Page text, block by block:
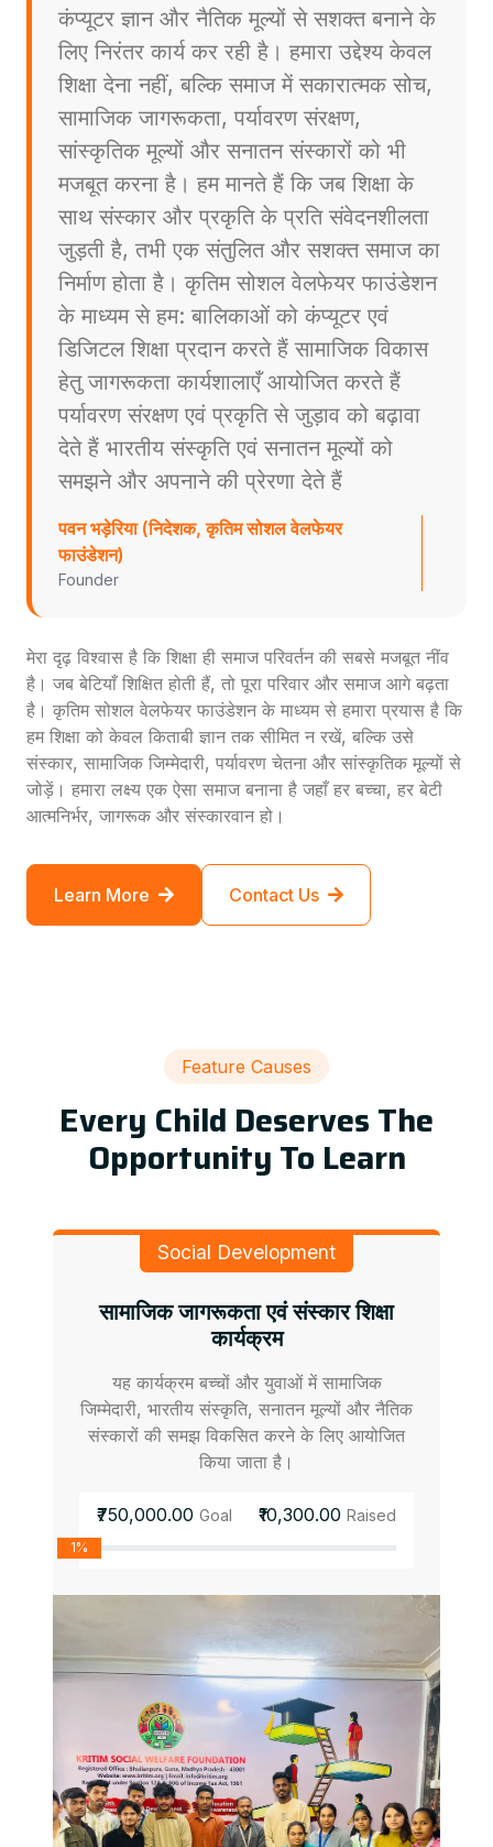
कंप्यूटर ज्ञान और नैतिक मूल्यों से सशक्त बनाने के
लिए निरंतर कार्य कर रही है। हमारा उद्देश्य केवल
शिक्षा देना नहीं, बल्कि समाज में सकारात्मक सोच,
सामाजिक जागरूकता, पर्यावरण संरक्षण,
सांस्कृतिक मूल्यों और सनातन संस्कारों को भी
मजबूत करना है। हम मानते हैं कि जब शिक्षा के
साथ संस्कार और प्रकृति के प्रति संवेदनशीलता
जुड़ती है, तभी एक संतुलित और सशक्त समाज का
निर्माण होता है। कृतिम सोशल वेलफेयर फाउंडेशन
के माध्यम से हम: बालिकाओं को कंप्यूटर एवं
डिजिटल शिक्षा प्रदान करते हैं सामाजिक विकास
हेतु जागरूकता कार्यशालाएँ आयोजित करते हैं
पर्यावरण संरक्षण एवं प्रकृति से जुड़ाव को बढ़ावा
देते हैं भारतीय संस्कृति एवं सनातन मूल्यों को
समझने और अपनाने की प्रेरणा देते हैं
पवन भड़ेरिया (निदेशक, कृतिम सोशल वेलफेयर
फाउंडेशन)
Founder
मेरा दृढ़ विश्वास है कि शिक्षा ही समाज परिवर्तन की सबसे मजबूत नींव
है। जब बेटियाँ शिक्षित होती हैं, तो पूरा परिवार और समाज आगे बढ़ता
है। कृतिम सोशल वेलफेयर फाउंडेशन के माध्यम से हमारा प्रयास है कि
हम शिक्षा को केवल किताबी ज्ञान तक सीमित न रखें, बल्कि उसे
संस्कार, सामाजिक जिम्मेदारी, पर्यावरण चेतना और सांस्कृतिक मूल्यों से
जोड़ें। हमारा लक्ष्य एक ऐसा समाज बनाना है जहाँ हर बच्चा, हर बेटी
आत्मनिर्भर, जागरूक और संस्कारवान हो।
Learn More Contact Us
Feature Causes
Every Child Deserves The
Opportunity To Learn
Social Development
सामाजिक जागरूकता एवं संस्कार शिक्षा
कार्यक्रम
यह कार्यक्रम बच्चों और युवाओं में सामाजिक
जिम्मेदारी, भारतीय संस्कृति, सनातन मूल्यों और नैतिक
संस्कारों की समझ विकसित करने के लिए आयोजित
किया जाता है।
₹750,000.00 Goal ₹10,300.00 Raised
1%